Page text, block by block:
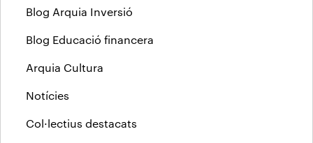
Blog Arquia Inversió
Blog Educació financera
Arquia Cultura
Notícies
Col·lectius destacats